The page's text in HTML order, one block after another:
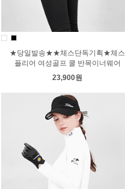
★당일발송★★체스단독기획★체스
플리어 여성골프 쿨 반목이너웨어
23,900원